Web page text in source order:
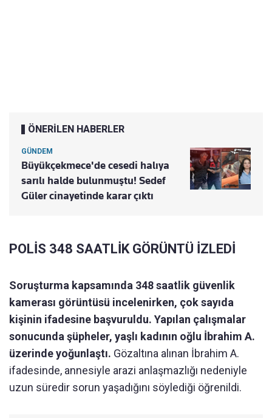
ÖNERİLEN HABERLER
GÜNDEM
Büyükçekmece'de cesedi halıya
sarılı halde bulunmuştu! Sedef
Güler cinayetinde karar çıktı
POLİS 348 SAATLİK GÖRÜNTÜ İZLEDİ
Soruşturma kapsamında 348 saatlik güvenlik
kamerası görüntüsü incelenirken, çok sayıda
kişinin ifadesine başvuruldu. Yapılan çalışmalar
sonucunda şüpheler, yaşlı kadının oğlu İbrahim A.
üzerinde yoğunlaştı. Gözaltına alınan İbrahim A.
ifadesinde, annesiyle arazi anlaşmazlığı nedeniyle
uzun süredir sorun yaşadığını söylediği öğrenildi.